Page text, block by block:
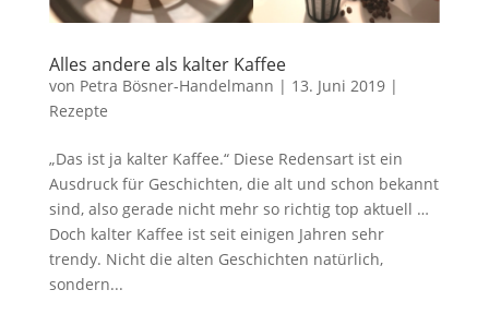
Alles andere als kalter Kaffee
von Petra Bösner-Handelmann | 13. Juni 2019|
Rezepte
„Das ist ja kalter Kaffee.“ Diese Redensart ist ein
Ausdruck für Geschichten, die alt und schon bekannt
sind, also gerade nicht mehr so richtig top aktuell …
Doch kalter Kaffee ist seit einigen Jahren sehr
trendy. Nicht die alten Geschichten natürlich,
sondern...